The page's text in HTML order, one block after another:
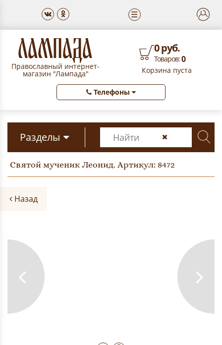
☰
Православный интернет-
магазин "Лампада"
0 руб.
Товаров:0
Корзина пуста
Телефоны
Разделы
Святой мученик Леонид. Артикул: 8472
Назад